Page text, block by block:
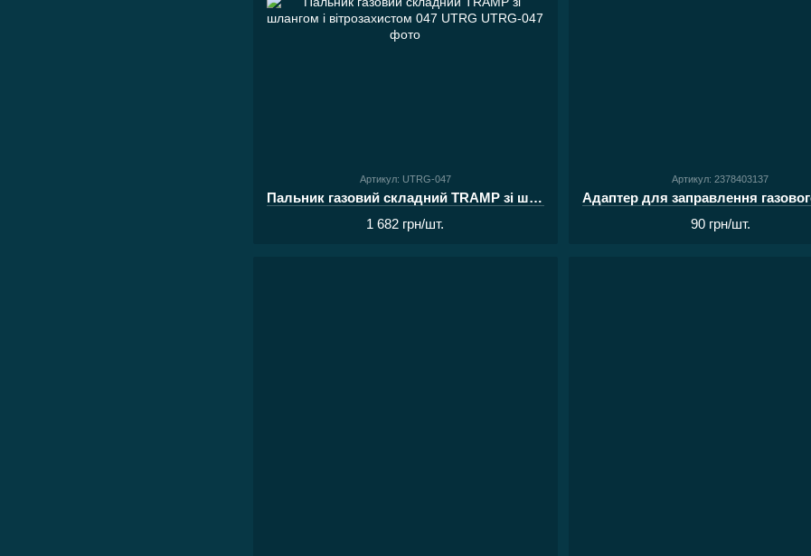
Артикул: UTRG-047
Пальник газовий складний TRAMP зі шлангом і вітрозахистом 047 UTRG
1 682 грн/шт.
Артикул: 2378403137
90 грн/шт.